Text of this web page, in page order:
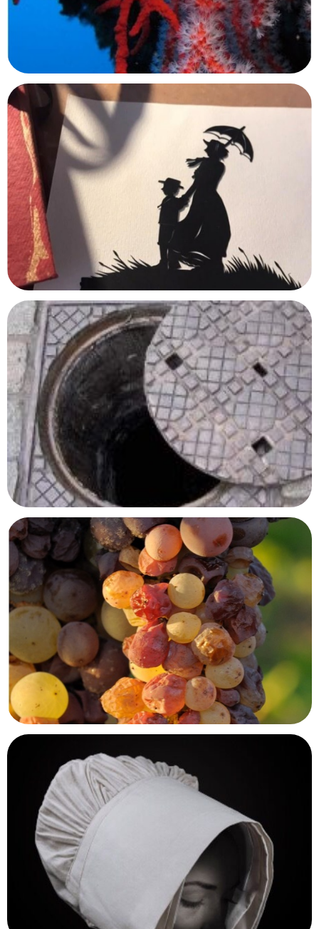
Taputapuatea
Raiatea, Polynésie
Océanopolis
Brest, Finistère
Maison Impressionniste – Claude Monet
Argenteuil, Val d'Oise
Musée des égouts
Bruxelles, Belgique
Château de Monbazillac
Monbazillac, Dordogne